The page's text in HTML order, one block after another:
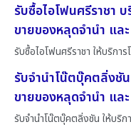
รับซื้อไอโฟนศรีราชา
ขายของหลุดจำนำ แ
รับซื้อไอโฟนศรีราชา ให้บริกา
รับจำนำโน๊ตบุ๊คตลิ่งชั
ขายของหลุดจำนำ แ
รับจำนำโน๊ตบุ๊คตลิ่งชัน ให้บริ